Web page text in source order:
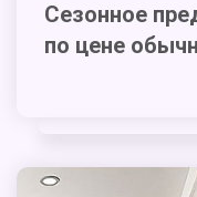
Сезонное
по цене